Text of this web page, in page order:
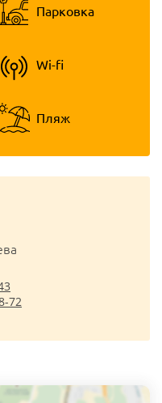
Парковка
Wi-fi
Пляж
72